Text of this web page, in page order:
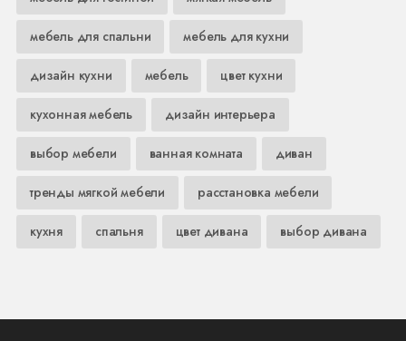
мебель для спальни мебель для кухни
дизайн кухни мебель цвет кухни
кухонная мебель дизайн интерьера
выбор мебели ванная комната диван
тренды мягкой мебели расстановка мебели
кухня спальня цвет дивана выбор дивана